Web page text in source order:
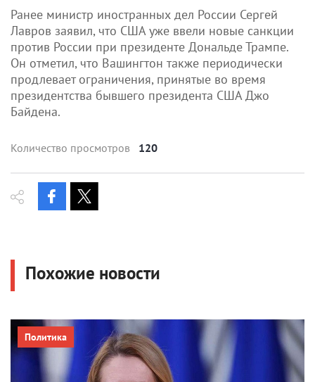
Ранее министр иностранных дел России Сергей
Лавров заявил, что США уже ввели новые санкции
против России при президенте Дональде Трампе.
Он отметил, что Вашингтон также периодически
продлевает ограничения, принятые во время
президентства бывшего президента США Джо
Байдена.
Количество просмотров 120
Похожие новости
Политика